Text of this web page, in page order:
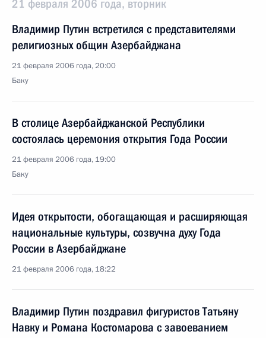
21 февраля 2006 года, вторник
Владимир Путин встретился с представителями
религиозных общин Азербайджана
21 февраля 2006 года, 20:00
Баку
В столице Азербайджанской Республики
состоялась церемония открытия Года России
21 февраля 2006 года, 19:00
Баку
Идея открытости, обогащающая и расширяющая
национальные культуры, созвучна духу Года
России в Азербайджане
21 февраля 2006 года, 18:22
Владимир Путин поздравил фигуристов Татьяну
Навку и Романа Костомарова с завоеванием